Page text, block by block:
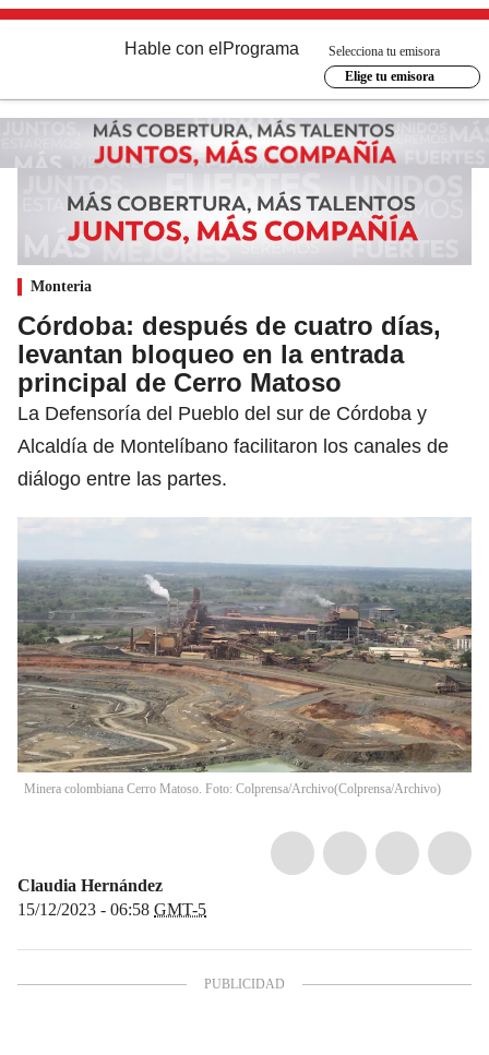
Hable con el Programa
Selecciona tu emisora
Elige tu emisora
Monteria
Córdoba: después de cuatro días,
levantan bloqueo en la entrada
principal de Cerro Matoso
La Defensoría del Pueblo del sur de Córdoba y
Alcaldía de Montelíbano facilitaron los canales de
diálogo entre las partes.
Minera colombiana Cerro Matoso. Foto: Colprensa/Archivo(Colprensa/Archivo)
Claudia Hernández
15/12/2023 - 06:58 GMT-5